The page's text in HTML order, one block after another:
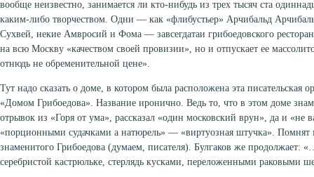
вообще неизвестно, занимается ли кто-нибудь из трех тысяч ста
каким-либо творчеством. Одни — как «флибустьер» Арчибальд
Сухвей, некие Амвросий и Фома — завсегдатаи грибоедовского
на всю Москву «качеством своей провизии», но и отпускает ее
отнюдь не обременительной цене».
Тут надо сказать о доме, в котором была расположена эта писательская
«Домом Грибоедова». Название иронично. Ведь то, что в этом доме
отрывок из «Горя от ума», рассказал «один московский врун», да и «не
«порционными судачками а натюрель» — «виртуозная штучка». Помнят
знаменитого Грибоедова (думаем, писателя). Булгаков же продолжает:
серебристой кастрюльке, стерлядь кусками, переложенными раковыми